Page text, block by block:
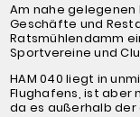
Am nahe
Geschäfte und
Ratsmühlendamm
Sportvereine und
HAM 040 liegt in
Flughafens, ist aber
da es außerhalb der